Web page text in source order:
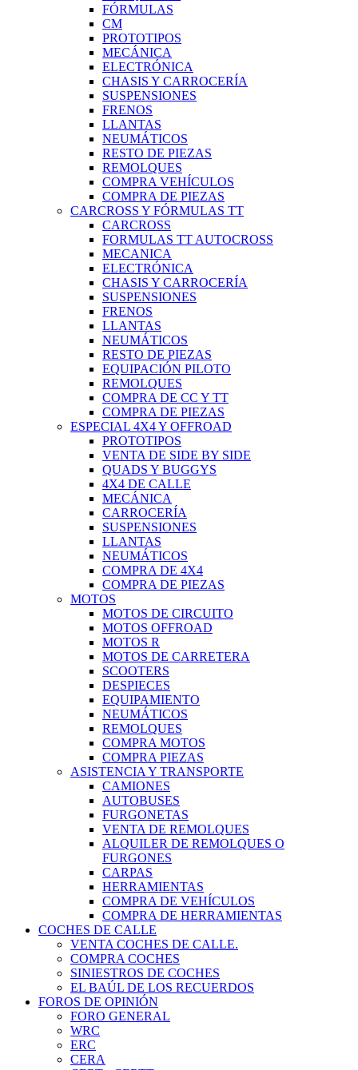
FÓRMULAS
CM
PROTOTIPOS
MECÁNICA
ELECTRÓNICA
CHASIS Y CARROCERÍA
SUSPENSIONES
FRENOS
LLANTAS
NEUMÁTICOS
RESTO DE PIEZAS
REMOLQUES
COMPRA VEHÍCULOS
COMPRA DE PIEZAS
CARCROSS Y FÓRMULAS TT
CARCROSS
FORMULAS TT AUTOCROSS
MECANICA
ELECTRÓNICA
CHASIS Y CARROCERÍA
SUSPENSIONES
FRENOS
LLANTAS
NEUMÁTICOS
RESTO DE PIEZAS
EQUIPACIÓN PILOTO
REMOLQUES
COMPRA DE CC Y TT
COMPRA DE PIEZAS
ESPECIAL 4X4 Y OFFROAD
PROTOTIPOS
VENTA DE SIDE BY SIDE
QUADS Y BUGGYS
4X4 DE CALLE
MECÁNICA
CARROCERÍA
SUSPENSIONES
LLANTAS
NEUMÁTICOS
COMPRA DE 4X4
COMPRA DE PIEZAS
MOTOS
MOTOS DE CIRCUITO
MOTOS OFFROAD
MOTOS R
MOTOS DE CARRETERA
SCOOTERS
DESPIECES
EQUIPAMIENTO
NEUMÁTICOS
REMOLQUES
COMPRA MOTOS
COMPRA PIEZAS
ASISTENCIA Y TRANSPORTE
CAMIONES
AUTOBUSES
FURGONETAS
VENTA DE REMOLQUES
ALQUILER DE REMOLQUES O
FURGONES
CARPAS
HERRAMIENTAS
COMPRA DE VEHÍCULOS
COMPRA DE HERRAMIENTAS
COCHES DE CALLE
VENTA COCHES DE CALLE.
COMPRA COCHES
SINIESTROS DE COCHES
EL BAÚL DE LOS RECUERDOS
FOROS DE OPINIÓN
FORO GENERAL
WRC
ERC
CERA